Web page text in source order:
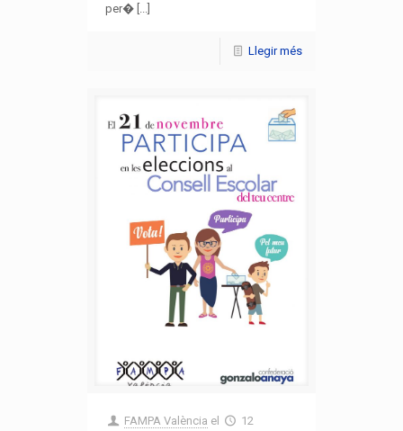
per� [...]
Llegir més
FAMPA València el
12